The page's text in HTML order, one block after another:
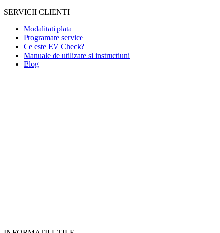
SERVICII CLIENTI
Modalitati plata
Programare service
Ce este EV Check?
Manuale de utilizare si instructiuni
Blog